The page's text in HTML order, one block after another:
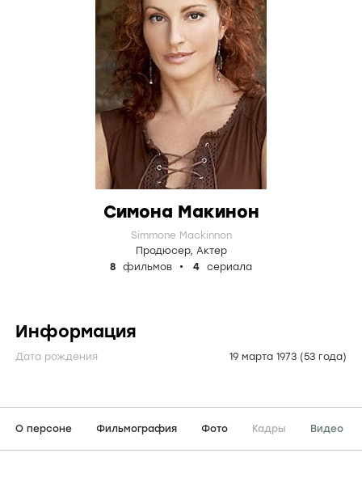
Симона Макинон
Simmone Mackinnon
Продюсер, Актер
8
фильмов 4 сериала
Информация
Дата рождения 19 марта 1973 (53 года)
О персоне Фильмография Фото Кадры Видео